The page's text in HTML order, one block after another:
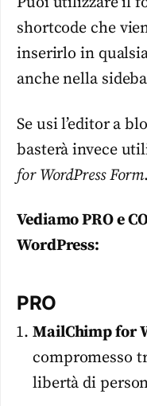
shortcode che
inserirlo in
anche nella
Se usi l’editor a
basterà invece
for WordPress Form.
Vediamo PRO e
WordPress:
PRO
MailChimp for
compromesso
libertà di